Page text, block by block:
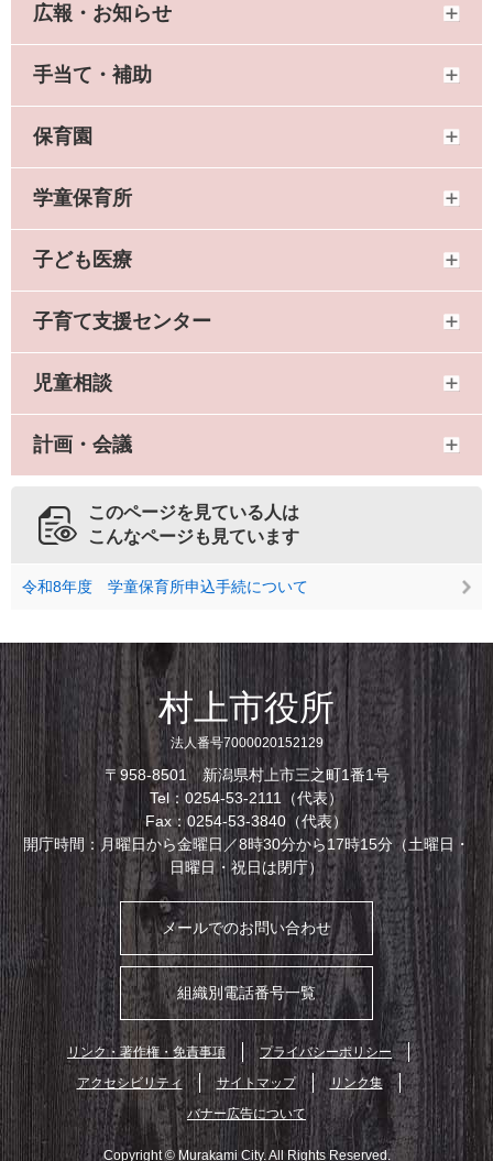
広報・お知らせ
手当て・補助
保育園
学童保育所
子ども医療
子育て支援センター
児童相談
計画・会議
このページを見ている人は
こんなページも見ています
令和8年度 学童保育所申込手続について
村上市役所
法人番号7000020152129
〒958-8501 新潟県村上市三之町1番1号
Tel：0254-53-2111（代表）
Fax：0254-53-3840（代表）
開庁時間：月曜日から金曜日／8時30分から17時15分（土曜日・
日曜日・祝日は閉庁）
メールでのお問い合わせ
組織別電話番号一覧
リンク・著作権・免責事項
プライバシーポリシー
アクセシビリティ
サイトマップ
リンク集
バナー広告について
Copyright © Murakami City. All Rights Reserved.